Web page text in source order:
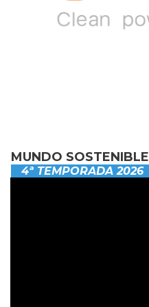
MUNDO SOSTENIBLE
4ª TEMPORADA 2026